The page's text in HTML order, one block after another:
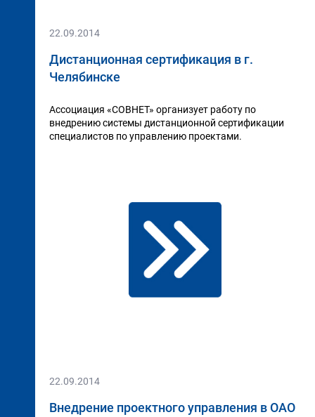
22.09.2014
Дистанционная сертификация в г.
Челябинске
Ассоциация «СОВНЕТ» организует работу по
внедрению системы дистанционной сертификации
специалистов по управлению проектами.
22.09.2014
Внедрение проектного управления в ОАО